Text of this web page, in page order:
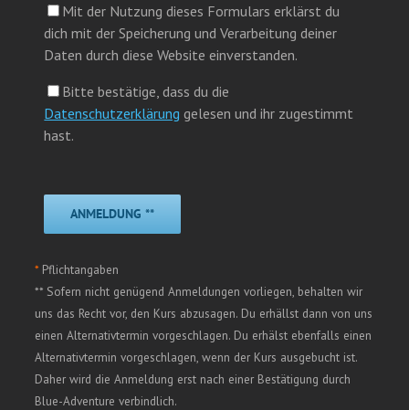
Mit der Nutzung dieses Formulars erklärst du
dich mit der Speicherung und Verarbeitung deiner
Daten durch diese Website einverstanden.
Bitte bestätige, dass du die
Datenschutzerklärung gelesen und ihr zugestimmt
hast.
*Pflichtangaben
** Sofern nicht genügend Anmeldungen vorliegen, behalten wir
uns das Recht vor, den Kurs abzusagen. Du erhällst dann von uns
einen Alternativtermin vorgeschlagen. Du erhälst ebenfalls einen
Alternativtermin vorgeschlagen, wenn der Kurs ausgebucht ist.
Daher wird die Anmeldung erst nach einer Bestätigung durch
Blue-Adventure verbindlich.